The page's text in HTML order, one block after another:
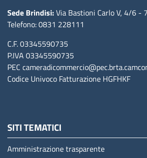
Sede Brindisi:Via Bastioni Carlo V, 4/6 -
Telefono: 0831 228111
C.F. 03345590735
P.IVA 03345590735
PEC
Codice Univoco Fatturazione HGFHKF
SITI TEMATICI
Amministrazione trasparente